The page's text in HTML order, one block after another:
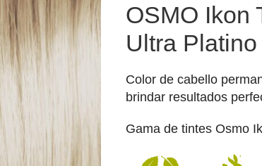
OSMO Ikon
Ultra Platino
Color de cabello
brindar resultados
Gama de tintes Osmo